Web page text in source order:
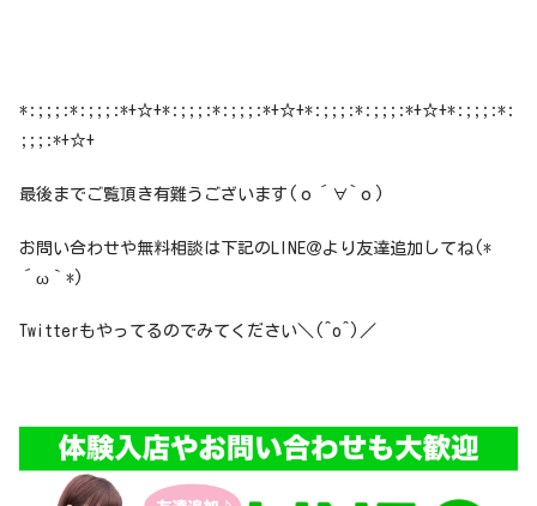
*:;;;:*:;;;:*+☆+*:;;;:*:;;;:*+☆+*:;;;:*:;;;:*+☆+*:;;;:*:
;;;:*+☆+
最後までご覧頂き有難うございます(о´∀`о)
お問い合わせや無料相談は下記のLINE＠より友達追加してね(*
´ω｀*)
Twitterもやってるのでみてください＼(^o^)／